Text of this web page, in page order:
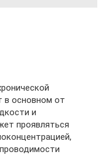
в основном от
и
проявляться